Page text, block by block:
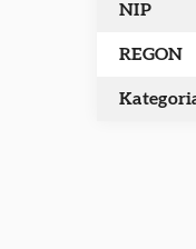
NIP
REGON